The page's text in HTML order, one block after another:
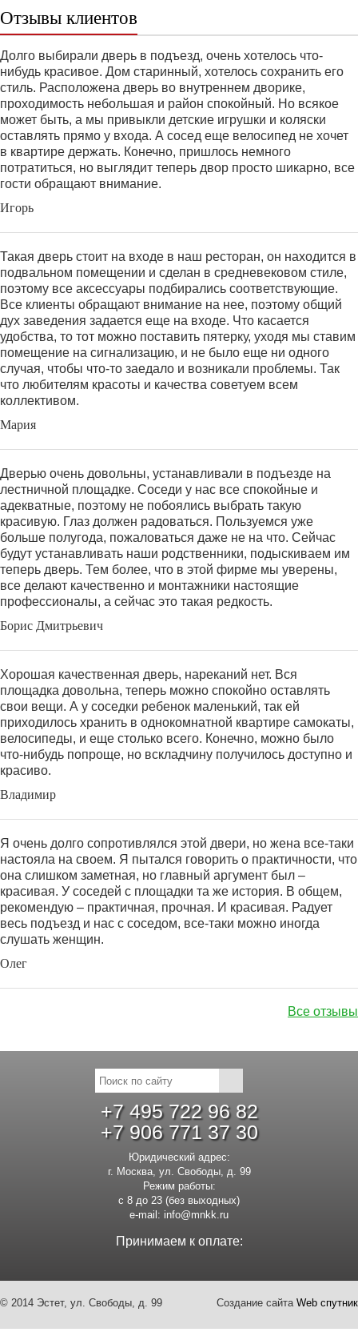
Отзывы клиентов
Долго выбирали дверь в подъезд, очень хотелось что-
нибудь красивое. Дом старинный, хотелось сохранить его
стиль. Расположена дверь во внутреннем дворике,
проходимость небольшая и район спокойный. Но всякое
может быть, а мы привыкли детские игрушки и коляски
оставлять прямо у входа. А сосед еще велосипед не хочет
в квартире держать. Конечно, пришлось немного
потратиться, но выглядит теперь двор просто шикарно, все
гости обращают внимание.
Игорь
Такая дверь стоит на входе в наш ресторан, он находится в
подвальном помещении и сделан в средневековом стиле,
поэтому все аксессуары подбирались соответствующие.
Все клиенты обращают внимание на нее, поэтому общий
дух заведения задается еще на входе. Что касается
удобства, то тот можно поставить пятерку, уходя мы ставим
помещение на сигнализацию, и не было еще ни одного
случая, чтобы что-то заедало и возникали проблемы. Так
что любителям красоты и качества советуем всем
коллективом.
Мария
Дверью очень довольны, устанавливали в подъезде на
лестничной площадке. Соседи у нас все спокойные и
адекватные, поэтому не побоялись выбрать такую
красивую. Глаз должен радоваться. Пользуемся уже
больше полугода, пожаловаться даже не на что. Сейчас
будут устанавливать наши родственники, подыскиваем им
теперь дверь. Тем более, что в этой фирме мы уверены,
все делают качественно и монтажники настоящие
профессионалы, а сейчас это такая редкость.
Борис Дмитрьевич
Хорошая качественная дверь, нареканий нет. Вся
площадка довольна, теперь можно спокойно оставлять
свои вещи. А у соседки ребенок маленький, так ей
приходилось хранить в однокомнатной квартире самокаты,
велосипеды, и еще столько всего. Конечно, можно было
что-нибудь попроще, но вскладчину получилось доступно и
красиво.
Владимир
Я очень долго сопротивлялся этой двери, но жена все-таки
настояла на своем. Я пытался говорить о практичности, что
она слишком заметная, но главный аргумент был –
красивая. У соседей с площадки та же история. В общем,
рекомендую – практичная, прочная. И красивая. Радует
весь подъезд и нас с соседом, все-таки можно иногда
слушать женщин.
Олег
Все отзывы
+7 495 722 96 82
+7 906 771 37 30
Юридический адрес:
г. Москва, ул. Свободы, д. 99
Режим работы:
с 8 до 23 (без выходных)
e-mail: info@mnkk.ru
Принимаем к оплате:
© 2014 Эстет, ул. Свободы, д. 99 Создание сайта Web спутник